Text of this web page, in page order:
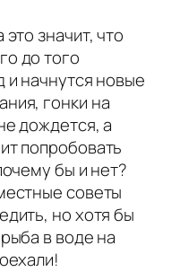
значит, что
до того
и начнутся новые
гонки на
дождется, а
попробовать
бы и нет?
советы
но хотя бы
в воде на